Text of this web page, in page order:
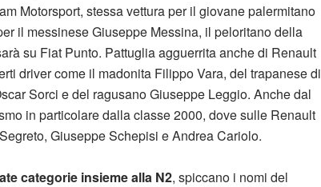
Motorsport, stessa vettura per il giovane palermitano
il messinese Giuseppe Messina, il peloritano della
su Fiat Punto. Pattuglia agguerrita anche di Renault
driver come il madonita Filippo Vara, del trapanese di
Sorci e del ragusano Giuseppe Leggio. Anche dal
in particolare dalla classe 2000, dove sulle Renault
Giuseppe Schepisi e Andrea Cariolo.
categorie insieme alla N2, spiccano i nomi del